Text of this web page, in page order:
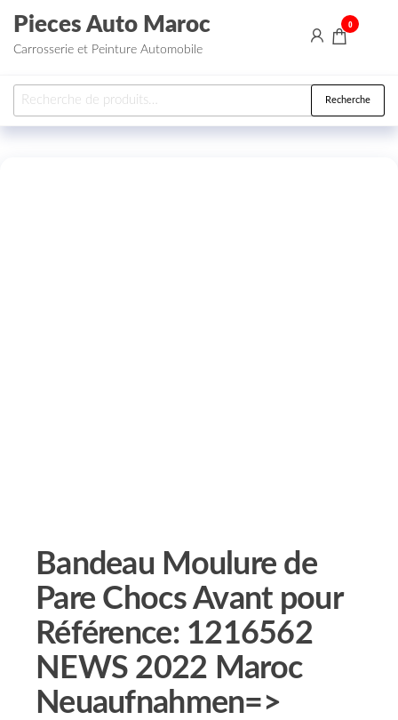
Aller au contenu
Pieces Auto Maroc
Carrosserie et Peinture Automobile
0
Recherche pour : Recherche
Bandeau Moulure de
Pare Chocs Avant pour
Référence: 1216562
NEWS 2022 Maroc
Neuaufnahmen=>